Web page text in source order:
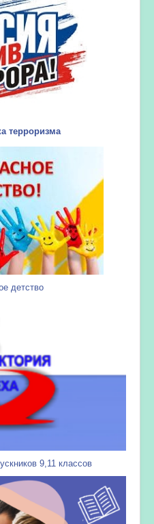
терроризма
детство
9,11 классов